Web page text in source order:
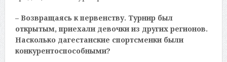
– Возвращаясь к первенству. Турнир был
открытым, приехали девочки из других регионов.
Насколько дагестанские спортсменки были
конкурентоспособными?